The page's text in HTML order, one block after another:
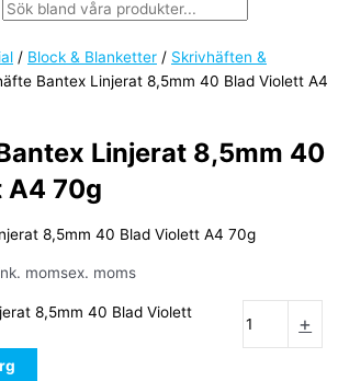
/ Block & Blanketter / Skrivhäften &
Bantex Linjerat 8,5mm 40 Blad Violett A4
Linjerat 8,5mm 40
A4 70g
8,5mm 40 Blad Violett A4 70g
momsex. moms
8,5mm 40 Blad Violett
+